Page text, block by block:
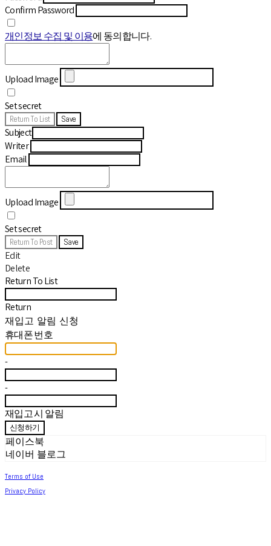
Confirm Password
개인정보 수집 및 이용에 동의합니다.
Upload Image
Set secret
Return To List Save
Subject
Writer
Email
Upload Image
Set secret
Return To Post Save
Edit
Delete
Return To List
Return
재입고 알림 신청
휴대폰 번호
-
-
재입고 시 알림
신청하기
페이스북
네이버 블로그
Terms of Use
Privacy Policy